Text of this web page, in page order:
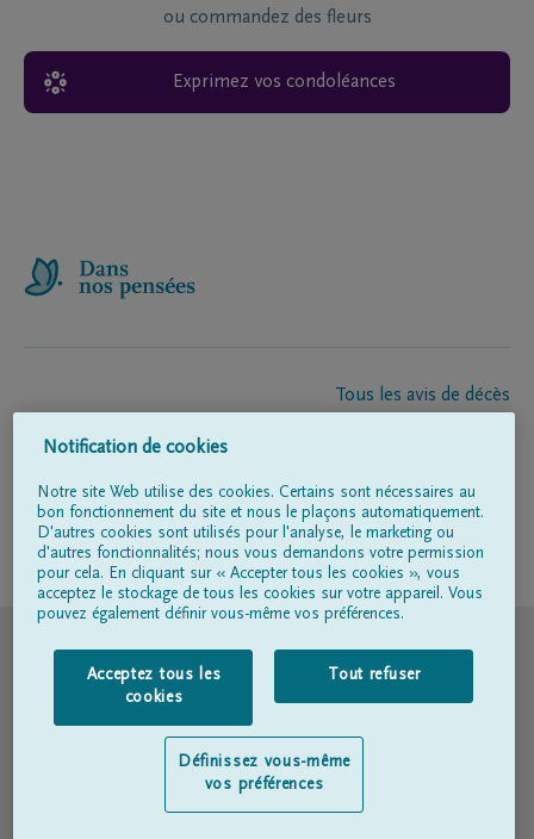
ou commandez des fleurs
Exprimez vos condoléances
Tous les avis de décès
Entrepreneur de pompes funèbres
Suivez-nous sur
Conditions d'utilisation
Déclaration relative à la vie privée
Déclaration d’accessibilité
Notification de cookies
Notre site Web utilise des cookies. Certains sont nécessaires au
bon fonctionnement du site et nous le plaçons automatiquement.
D'autres cookies sont utilisés pour l'analyse, le marketing ou
d'autres fonctionnalités; nous vous demandons votre permission
pour cela. En cliquant sur « Accepter tous les cookies », vous
acceptez le stockage de tous les cookies sur votre appareil. Vous
pouvez également définir vous-même vos préférences.
Acceptez tous les
cookies
Tout refuser
Définissez vous-même
vos préférences